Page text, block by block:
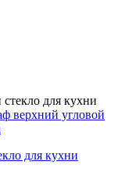
для кухни
угловой